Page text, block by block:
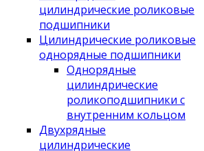
цилиндрические роликовые
подшипники
Цилиндрические роликовые
однорядные подшипники
Однорядные
цилиндрические
роликоподшипники с
внутренним кольцом
Двухрядные
цилиндрические